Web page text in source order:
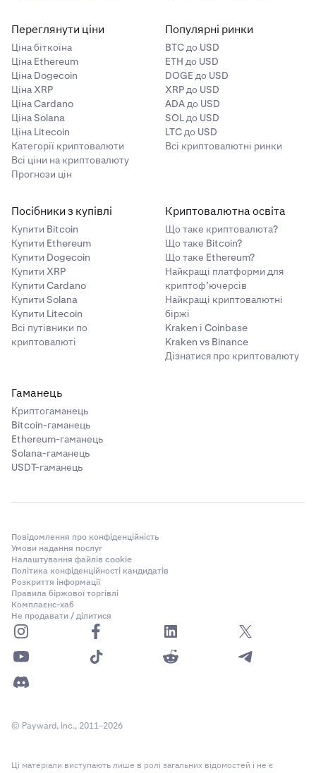
Переглянути ціни
Ціна біткоїна
Ціна Ethereum
Ціна Dogecoin
Ціна XRP
Ціна Cardano
Ціна Solana
Ціна Litecoin
Категорії криптовалюти
Всі ціни на криптовалюту
Прогнози цін
Популярні ринки
BTC до USD
ETH до USD
DOGE до USD
XRP до USD
ADA до USD
SOL до USD
LTC до USD
Всі криптовалютні ринки
Посібники з купівлі
Купити Bitcoin
Купити Ethereum
Купити Dogecoin
Купити XRP
Купити Cardano
Купити Solana
Купити Litecoin
Всі путівники по
криптовалюті
Криптовалютна освіта
Що таке криптовалюта?
Що таке Bitcoin?
Що таке Ethereum?
Найкращі платформи для
криптоф’ючерсів
Найкращі криптовалютні
біржі
Kraken і Coinbase
Kraken vs Binance
Дізнатися про криптовалюту
Гаманець
Криптогаманець
Bitcoin-гаманець
Ethereum-гаманець
Solana-гаманець
USDT-гаманець
Повідомлення про конфіденційність
Умови надання послуг
Налаштування файлів cookie
Політика конфіденційності кандидатів
Розкриття інформації
Правила біржової торгівлі
Комплаєнс-хаб
Не продавати / ділитися
© Payward, Inc., 2011–2026
Ці матеріали виступають лише в ролі загальних відомостей і не є